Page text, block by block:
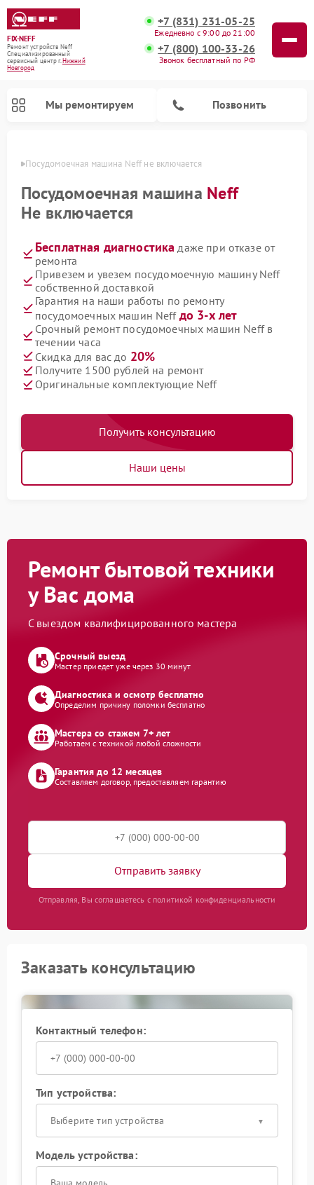
FIX-NEFF
Ремонт устройств Neff
Специализированный
cервисный центр г.Нижний
Новгород
+7 (831) 231-05-25
Ежедневно с 9:00 до 21:00
+7 (800) 100-33-26
Звонок бесплатный по РФ
Мы ремонтируем Позвонить
Посудомоечная машина Neff не включается
Посудомоечная машина Neff
Не включается
Бесплатная диагностика даже при отказе от
ремонта
Привезем и увезем посудомоечную машину Neff
собственной доставкой
Гарантия на наши работы по ремонту
посудомоечных машин Neff до 3-х лет
Срочный ремонт посудомоечных машин Neff в
течении часа
Скидка для вас до 20%
Получите 1500 рублей на ремонт
Оригинальные комплектующие Neff
Получить консультацию
Наши цены
Ремонт бытовой техники
у Вас дома
С выездом квалифицированного мастера
Срочный выезд
Мастер приедет уже через 30 минут
Диагностика и осмотр бесплатно
Определим причину поломки бесплатно
Мастера со стажем 7+ лет
Работаем с техникой любой сложности
Гарантия до 12 месяцев
Составляем договор, предоставляем гарантию
Отправить заявку
Отправляя, Вы соглашаетесь с политикой конфиденциальности
Заказать консультацию
Контактный телефон:
Тип устройства:
Выберите тип устройства
Модель устройства: